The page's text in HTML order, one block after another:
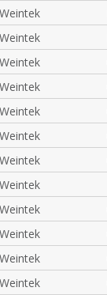
Weintek
Weintek
Weintek
Weintek
Weintek
Weintek
Weintek
Weintek
Weintek
Weintek
Weintek
Weintek